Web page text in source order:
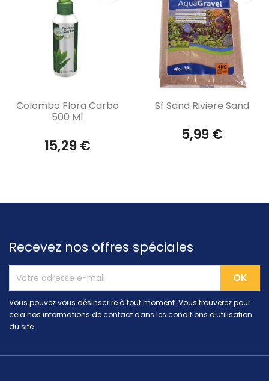
Aperçu rapide
Colombo Flora Carbo
500 Ml
15,29 €
Aperçu rapide
Sf Sand Riviere Sand
5,99 €
Recevez nos offres spéciales
Vous pouvez vous désinscrire à tout moment. Vous trouverez pour
cela nos informations de contact dans les conditions d'utilisation
du site.